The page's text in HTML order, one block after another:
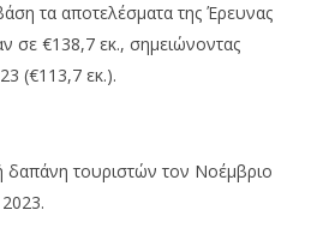
τα αποτελέσματα της Έρευνας
σε €138,7 εκ., σημειώνοντας
(€113,7 εκ.).
δαπάνη τουριστών τον Νοέμβριο